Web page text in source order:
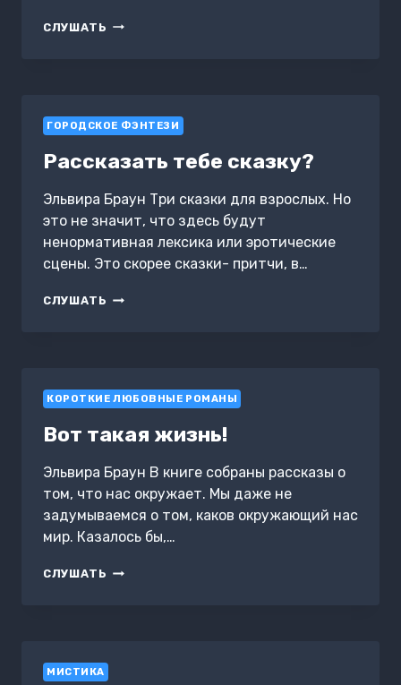
СЛУШАТЬ РАЗГОВОР
ГОРОДСКОЕ ФЭНТЕЗИ
Рассказать тебе сказку?
Эльвира Браун Три сказки для взрослых. Но
это не значит, что здесь будут
ненормативная лексика или эротические
сцены. Это скорее сказки- притчи, в…
СЛУШАТЬ РАССКАЗАТЬ
КОРОТКИЕ ЛЮБОВНЫЕ РОМАНЫ
Вот такая жизнь!
Эльвира Браун В книге собраны рассказы о
том, что нас окружает. Мы даже не
задумываемся о том, каков окружающий нас
мир. Казалось бы,…
СЛУШАТЬ ВОТ
МИСТИКА